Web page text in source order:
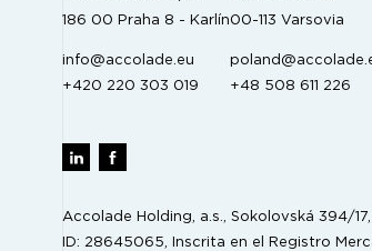
186 00 Praha 8 - Karlín
info@accolade.eu
+420 220 303 019
00-113 Varsovia
+48 508 611 226
Accolade Holding, a.s., Sokolovská 394/
ID: 28645065, Inscrita en el Registro